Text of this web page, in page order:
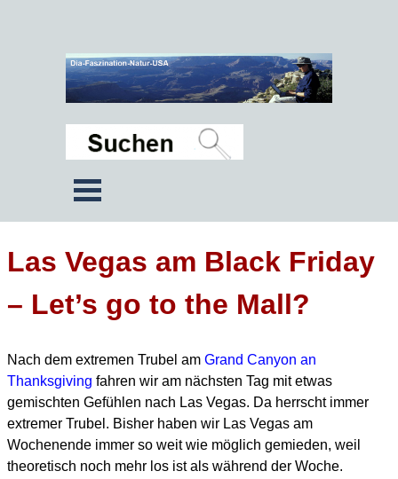
Las Vegas am Black Friday
– Let’s go to the Mall?
Nach dem extremen Trubel am Grand Canyon an
Thanksgiving fahren wir am nächsten Tag mit etwas
gemischten Gefühlen nach Las Vegas. Da herrscht immer
extremer Trubel. Bisher haben wir Las Vegas am
Wochenende immer so weit wie möglich gemieden, weil
theoretisch noch mehr los ist als während der Woche.